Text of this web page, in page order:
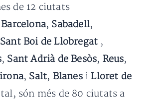
de 12 ciutats
Barcelona, Sabadell,
Sant Boi de Llobregat ,
, Sant Adrià de Besòs, Reus,
, Salt, Blanes i Lloret de
són més de 80 ciutats a